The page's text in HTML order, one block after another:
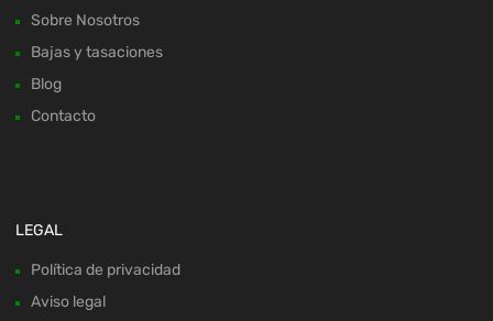
Sobre Nosotros
Bajas y tasaciones
Blog
Contacto
LEGAL
Política de privacidad
Aviso legal